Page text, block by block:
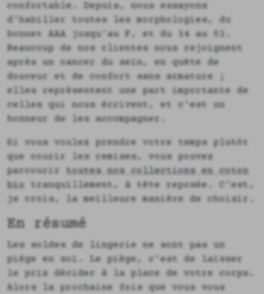
confortable. Depuis, nous essayons
d'habiller toutes les morphologies, du
bonnet AAA jusqu'au F, et du 34 au 52.
Beaucoup de nos clientes nous rejoignent
après un cancer du sein, en quête de
douceur et de confort sans armature ;
elles représentent une part importante de
celles qui nous écrivent, et c'est un
honneur de les accompagner.
Si vous voulez prendre votre temps plutôt
que courir les remises, vous pouvez
parcourir toutes nos collections en coton
bio tranquillement, à tête reposée. C'est,
je crois, la meilleure manière de choisir.
En résumé
Les soldes de lingerie ne sont pas un
piège en soi. Le piège, c'est de laisser
le prix décider à la place de votre corps.
Alors la prochaine fois que vous vous